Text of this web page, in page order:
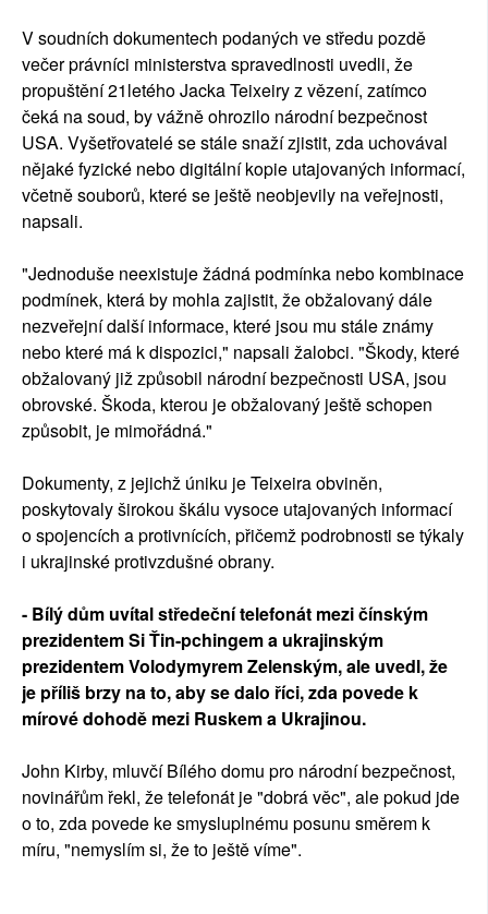
V soudních dokumentech podaných ve středu pozdě
večer právníci ministerstva spravedlnosti uvedli, že
propuštění 21letého Jacka Teixeiry z vězení, zatímco
čeká na soud, by vážně ohrozilo národní bezpečnost
USA. Vyšetřovatelé se stále snaží zjistit, zda uchovával
nějaké fyzické nebo digitální kopie utajovaných informací,
včetně souborů, které se ještě neobjevily na veřejnosti,
napsali.
"Jednoduše neexistuje žádná podmínka nebo kombinace
podmínek, která by mohla zajistit, že obžalovaný dále
nezveřejní další informace, které jsou mu stále známy
nebo které má k dispozici," napsali žalobci. "Škody, které
obžalovaný již způsobil národní bezpečnosti USA, jsou
obrovské. Škoda, kterou je obžalovaný ještě schopen
způsobit, je mimořádná."
Dokumenty, z jejichž úniku je Teixeira obviněn,
poskytovaly širokou škálu vysoce utajovaných informací
o spojencích a protivnících, přičemž podrobnosti se týkaly
i ukrajinské protivzdušné obrany.
- Bílý dům uvítal středeční telefonát mezi čínským
prezidentem Si Ťin-pchingem a ukrajinským
prezidentem Volodymyrem Zelenským, ale uvedl, že
je příliš brzy na to, aby se dalo říci, zda povede k
mírové dohodě mezi Ruskem a Ukrajinou.
John Kirby, mluvčí Bílého domu pro národní bezpečnost,
novinářům řekl, že telefonát je "dobrá věc", ale pokud jde
o to, zda povede ke smysluplnému posunu směrem k
míru, "nemyslím si, že to ještě víme".